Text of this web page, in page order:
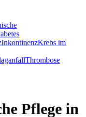
InkontinenzKrebs im
Thrombose
Pflege in